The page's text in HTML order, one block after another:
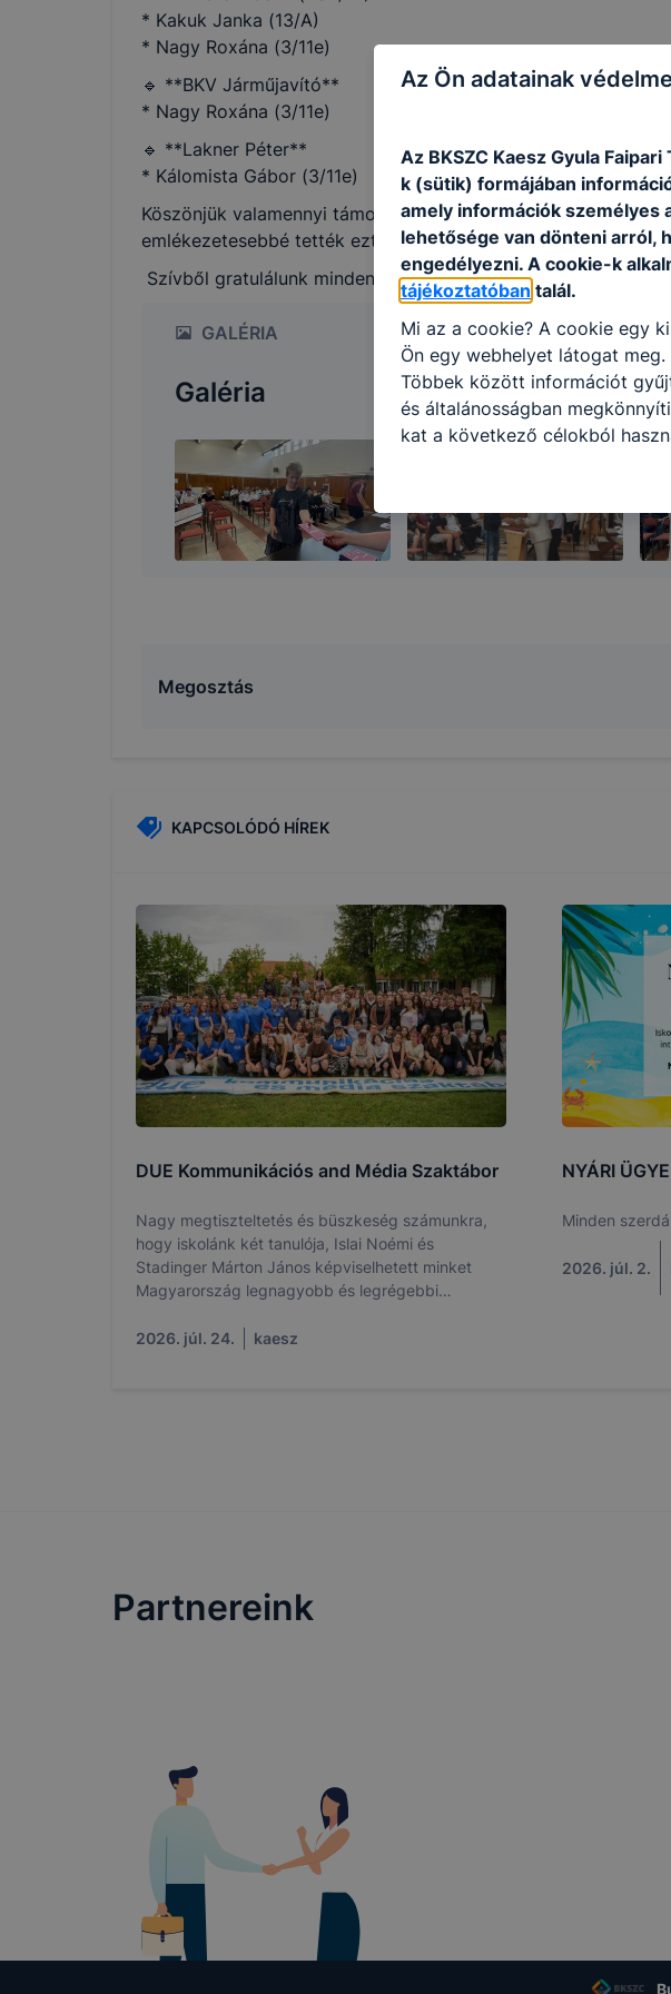
* Kakuk Janka (13/A)
* Nagy Roxána (3/11e)
🔹 **BKV Járműjavító**
* Nagy Roxána (3/11e)
🔹 **Lakner Péter**
* Kálomista Gábor (3/11e)
Köszönjük valamennyi támogatónknak, hogy hozzájárultak
emlékezetesebbé tették ezt a napot!
Szívből gratulálunk minden díjazott és végzett tanulónknak!
GALÉRIA
Galéria
Megosztás
KAPCSOLÓDÓ HÍREK
DUE Kommunikációs and Média Szaktábor
Nagy megtiszteltetés és büszkeség számunkra,
hogy iskolánk két tanulója, Islai Noémi és
Stadinger Márton János képviselhetett minket
Magyarország legnagyobb és legrégebbi
2026. júl. 24.
kaesz
NYÁRI
Minden
2026. júl. 2.
Partnereink
Az Ön adatainak
Az BKSZC Kaesz Gyula
k (sütik) formájában
amely információk személyes
lehetősége van dönteni arról,
engedélyezni. A cookie-k
tájékoztatóban talál.
Mi az a cookie? A cookie egy
Ön egy webhelyet látogat
Többek között információt
és általánosságban
kat a következő célokból
hogyan használja Ön a
részeit látogatja, vagy
biztosítsunk Önnek még jobb
oldalunkat, honlap fejlesztése.
cookie-kat? Minden modern